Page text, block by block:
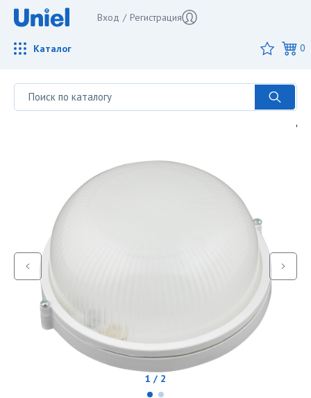
Вход / Регистрация
Каталог 0
1 / 2